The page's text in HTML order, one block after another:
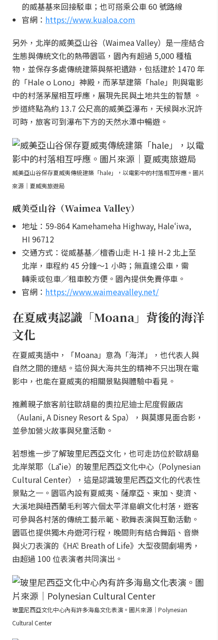
的威基基來回接駁車；也可搭乘公車 60 號路線
官網： https://www.kualoa.com
另外，北岸的威美亞山谷（Waimea Valley）是一座結合
生態與傳統文化的熱帶園區，園內有超過 5,000 種植
物，並保存多處傳統建築與祭祀遺跡，包括建於 1470 年
的「Hale o Lono」神殿，而茅草建築「hale」則與電影
中的村落茅屋相互呼應，展現先民與土地共生的智慧 。
步道終點為約 13.7 公尺高的威美亞瀑布，天候與水況許
可時，旅客可到瀑布下方的天然水潭中暢遊。
威美亞山谷保存夏威夷傳統建築「hale」，以電影中的村落相互呼應。圖片
來源｜夏威夷旅遊局
威美亞山谷（Waimea Valley）
地址：59-864 Kamehameha Highway, Haleʻiwa,
HI 96712
交通方式：從威基基／檀香山走 H-1 接 H-2 北上至
北岸，車程約 45 分鐘～1 小時；無直達公車，需
轉乘或包車／租車較方便。園內提供免費停車。
官網： https://www.waimeavalley.net/
在夏威夷認識「Moana」背後的海洋
文化
在夏威夷語中，「Moana」意為「海洋」，也代表人與
自然之間的連結。這份與大海共生的精神不只出現在電
影中，也能在夏威夷的相關景點與體驗中看見。
推薦親子旅客前往歐胡島的奧拉尼迪士尼度假飯店
（Aulani, A Disney Resort & Spa），與莫娜見面合影，
並參加營火故事與兒童活動。
若想進一步了解玻里尼西亞文化，也可走訪位於歐胡島
北岸萊耶（Lāʻie）的玻里尼西亞文化中心（Polynesian
Cultural Center），這是認識玻里尼西亞文化的代表性
景點之一。園區內設有夏威夷、薩摩亞、東加、斐濟、
大溪地與紐西蘭毛利等六個太平洋島嶼文化村落，遊客
可參與各村落的傳統工藝示範、歌舞表演與互動活動。
園區也提供獨木舟遊河行程，晚間則有結合舞蹈、音樂
與火刀表演的《HĀ: Breath of Life》大型夜間劇場秀，
由超過 100 位表演者共同演出。
玻里尼西亞文化中心內有許多海島文化表演。圖片來源｜Polynesian
Cultural Center